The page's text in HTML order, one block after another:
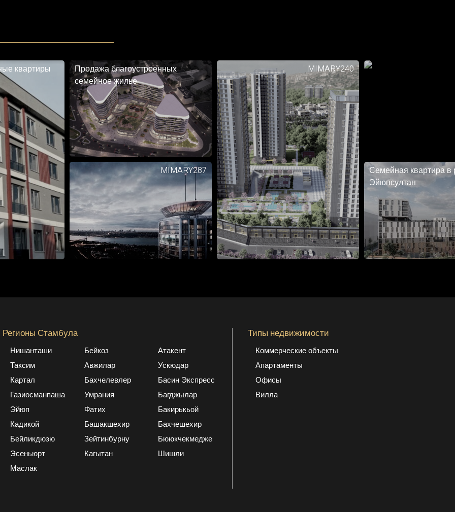
квартиры
Продажа благоустроенных
семейное жилье
MIMARY287
MIMARY240
Семейная квартира в
Эйюпсултан
Регионы Стамбула
Нишанташи Бейкоз
Атакент
Таксим
Авжилар
Ускюдар
Картал
Бахчелевлер
Басин Экспресс
Газиосманпаша
Умрания
Багджылар
Эйюп
Фатих
Бакирькьой
Кадикой
Башакшехир
Бахчешехир
Бейликдюзю
Зейтинбурну
Бююкчекмедже
Эсеньюрт
Кагытан
Шишли
Маслак
Типы недвижимости
Коммерческие объекты
Апартаменты
Офисы
Вилла